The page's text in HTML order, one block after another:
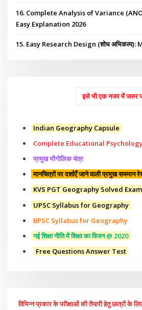
16. Complete Analysis of Variance
Easy Explanation 2026
15. Easy Research Design (शोध
इसे भी एक नजर में जरुर
Indian Geography Capsule
Complete Educational
प्रमुख भौगोलिक यंत्र
मानचित्रों पर दर्शाएँ जाने वाली प्रमुख सममान
KVS PGT Geography Solved
UPSC Syllabus for Geography
BPSC Syllabus for Geography
नई शिक्षा नीति में शिक्षा का विजन @ 2020
Free Questions Answer Test
विभिन्न प्रकार के परीक्षाओं की तैयारी हेतु छात्रों के